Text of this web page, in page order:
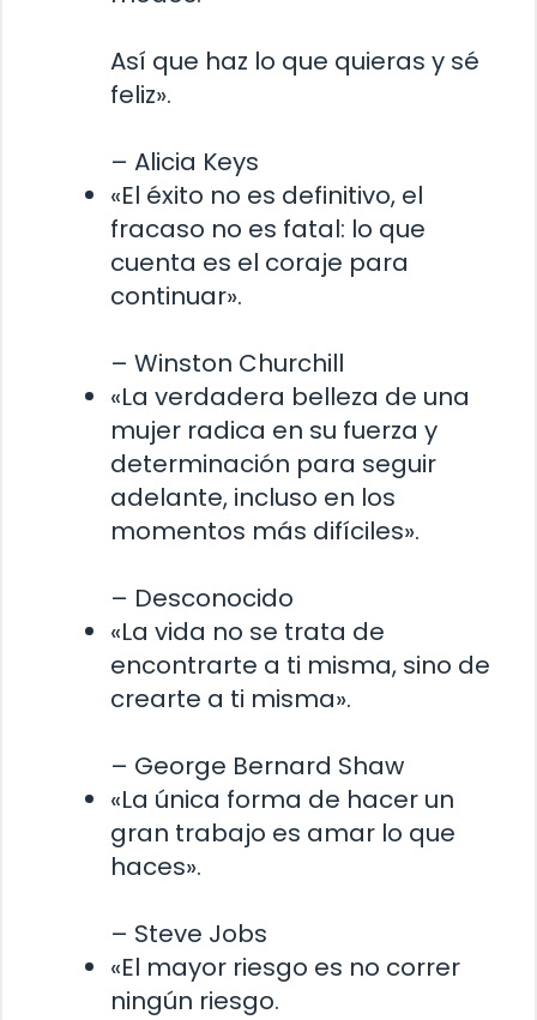
Así que haz lo que quieras y sé
feliz».
– Alicia Keys
«El éxito no es definitivo, el
fracaso no es fatal: lo que
cuenta es el coraje para
continuar».
– Winston Churchill
«La verdadera belleza de una
mujer radica en su fuerza y ​​
determinación para seguir
adelante, incluso en los
momentos más difíciles».
– Desconocido
«La vida no se trata de
encontrarte a ti misma, sino de
crearte a ti misma».
– George Bernard Shaw
«La única forma de hacer un
gran trabajo es amar lo que
haces».
– Steve Jobs
«El mayor riesgo es no correr
ningún riesgo.